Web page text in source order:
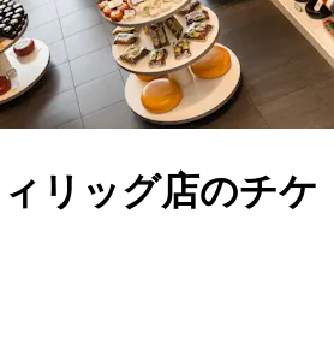
リッグ店のチケ